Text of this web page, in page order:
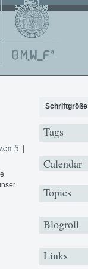
5 ]
Schriftgröße
Tags
Calendar
Topics
Blogroll
Links